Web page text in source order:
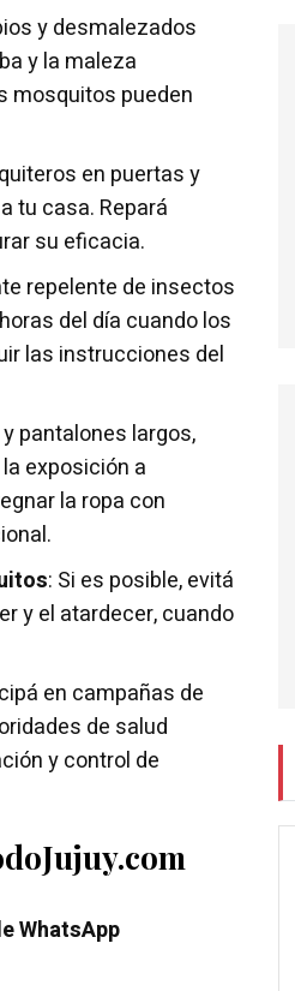
y desmalezados
y la maleza
mosquitos pueden
en puertas y
tu casa. Repará
su eficacia.
repelente de insectos
del día cuando los
las instrucciones del
pantalones largos,
exposición a
la ropa con
: Si es posible, evitá
y el atardecer, cuando
en campañas de
de salud
y control de
WhatsApp